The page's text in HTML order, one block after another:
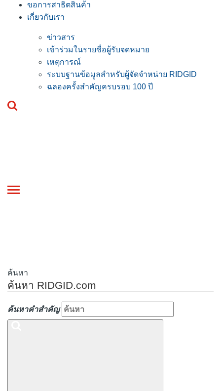
ขอการสาธิตสินค้า
เกี่ยวกับเรา
ข่าวสาร
เข้าร่วมในรายชื่อผู้รับจดหมาย
เหตุการณ์
ระบบฐานข้อมูลสำหรับผู้จัดจำหน่าย RIDGID
ฉลองครั้งสำคัญครบรอบ 100 ปี
Toggle
ค้นหา
ค้นหา RIDGID.com
ค้นหาคำสำคัญ